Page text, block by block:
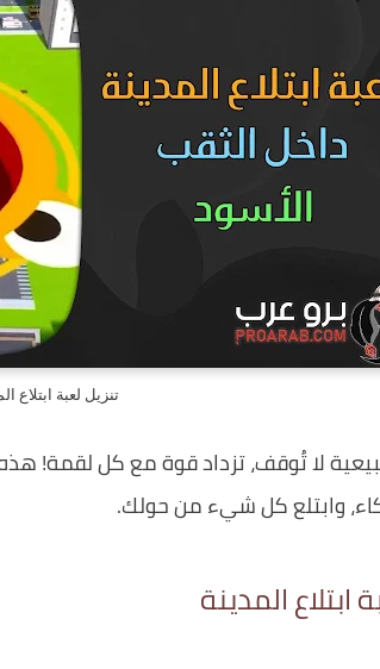
تنزيل لعبة ابتلاع
لا تُوقف، تزداد قوة مع كل لقمة! هذه
وابتلع كل شيء من حولك.
المدينة